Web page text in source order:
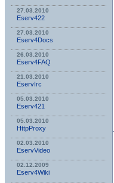
27.03.2010
Eserv422
27.03.2010
Eserv4Docs
26.03.2010
Eserv4FAQ
21.03.2010
EservIrc
05.03.2010
Eserv421
05.03.2010
HttpProxy
02.03.2010
EservVideo
02.12.2009
Eserv4Wiki